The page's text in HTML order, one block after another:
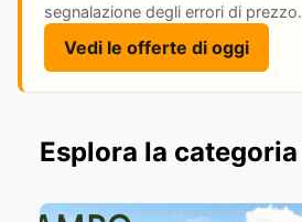
segnalazione degli errori di prezzo.
Vedi le offerte di oggi
Esplora la categoria